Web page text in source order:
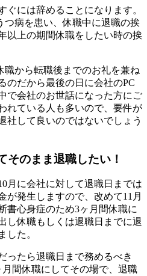
ぐには辞めることになります。
つ病を患い、休職中に退職の挨
以上の期間休職をしたい時の挨
職から転職後までのお礼を兼ね
のだから最後の日に会社のPC
で会社のお世話になった方にご
れている人も多いので、要件が
社して良いのではないでしょう
そのまま退職したい！
月に会社に対して退職日までは
が発生しますので、改めて11月
書心身症のため3ヶ月間休職に
し休職もしくは退職日までに退
した。
ったら退職日まで務めるべき
間休職にしてその場で、退職